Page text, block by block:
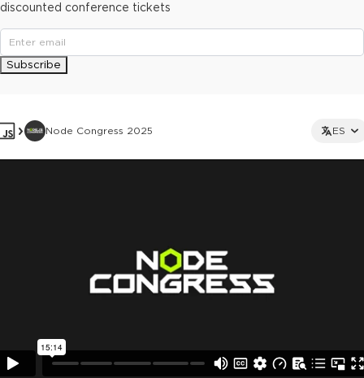
Node Congress 2025 ES
discounted conference tickets
Subscribe